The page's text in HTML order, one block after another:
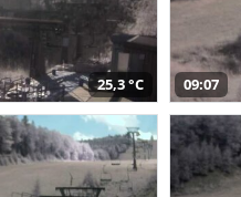
25,3 °C 09:07